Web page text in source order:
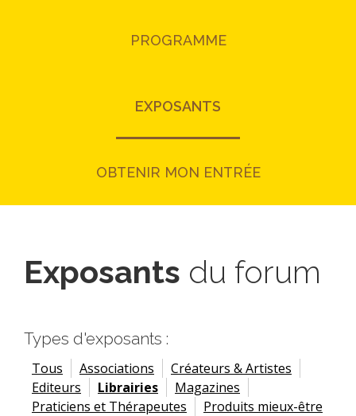
PROGRAMME
EXPOSANTS
OBTENIR MON ENTRÉE
Exposants du forum
Types d'exposants :
Tous Associations
Créateurs & Artistes
Editeurs
Librairies
Magazines
Praticiens et Thérapeutes
Produits mieux-être